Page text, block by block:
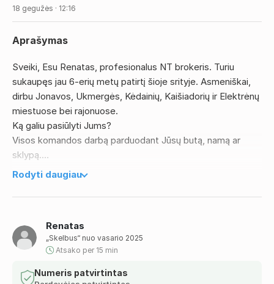
18 gegužės · 12:16
Renatas
„Skelbus“ nuo vasario 2025
Atsako per 15 min
Numeris patvirtintas
Aprašymas
Sveiki, Esu Renatas, profesionalus NT brokeris. Turiu
sukaupęs jau 6-erių metų patirtį šioje srityje. Asmeniškai,
dirbu Jonavos, Ukmergės, Kėdainių, Kaišiadorių ir Elektrėnų
miestuose bei rajonuose.
Ką galiu pasiūlyti Jums?
Visos komandos darbą parduodant Jūsų butą, namą ar
sklypą.
Sakote, galite parduoti patys? Taip, galbūt, tačiau mes tai
Mūsų darbas, skirtingai nei pačių Pardavėjų, neapsiriboja
portalus. Marketingui pasitelkiame daugiau priemonių ir
konkrečią strategiją, pritaikytą pagal ketinamą parduoti
Taipogi, turime sukaupę savo potencialių Pirkėjų ratą. Jie
Rodyti daugiau